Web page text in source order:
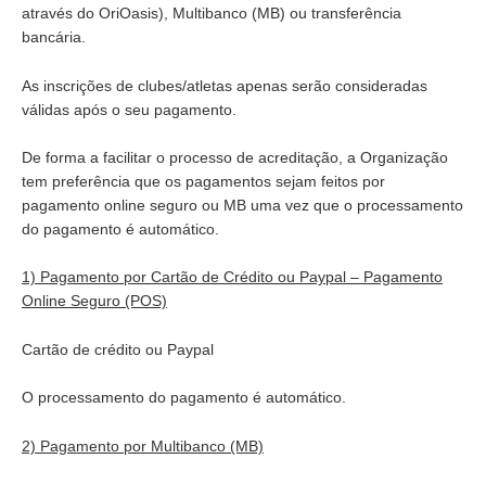
através do OriOasis), Multibanco (MB) ou transferência
bancária.
As inscrições de clubes/atletas apenas serão consideradas
válidas após o seu pagamento.
De forma a facilitar o processo de acreditação, a Organização
tem preferência que os pagamentos sejam feitos por
pagamento online seguro ou MB uma vez que o processamento
do pagamento é automático.
1) Pagamento por Cartão de Crédito ou Paypal – Pagamento
Online Seguro (POS)
Cartão de crédito ou Paypal
O processamento do pagamento é automático.
2) Pagamento por Multibanco (MB)